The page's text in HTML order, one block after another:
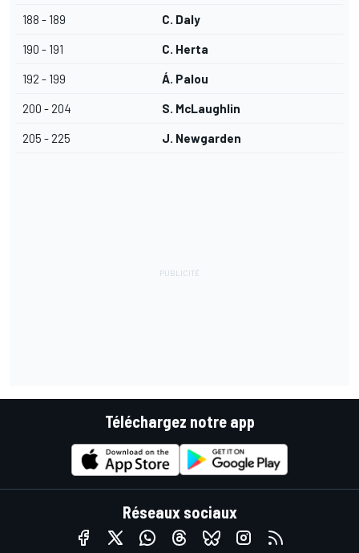
188 - 189 C. Daly
190 - 191 C. Herta
192 - 199 Á. Palou
200 - 204 S. McLaughlin
205 - 225 J. Newgarden
Téléchargez notre app
Réseaux sociaux